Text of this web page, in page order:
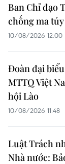
Ban Chỉ đạo
chống ma túy
10/08/2026 12:00
Đoàn đại
MTTQ Việt
hội Lào
10/08/2026 11:48
Luật Trách
Nhà nước: